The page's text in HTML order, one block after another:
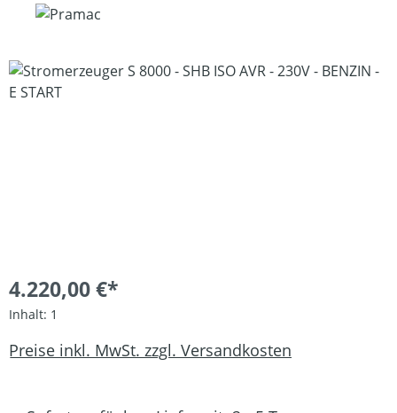
Bildergalerie überspringen
4.220,00 €*
Inhalt: 1
Preise inkl. MwSt. zzgl. Versandkosten